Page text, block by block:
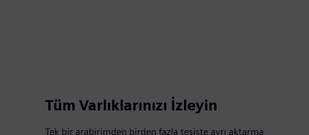
Tüm Varlıklarınızı İzleyin
Tek bir arabirimden birden fazla tesiste ayrı aktarma